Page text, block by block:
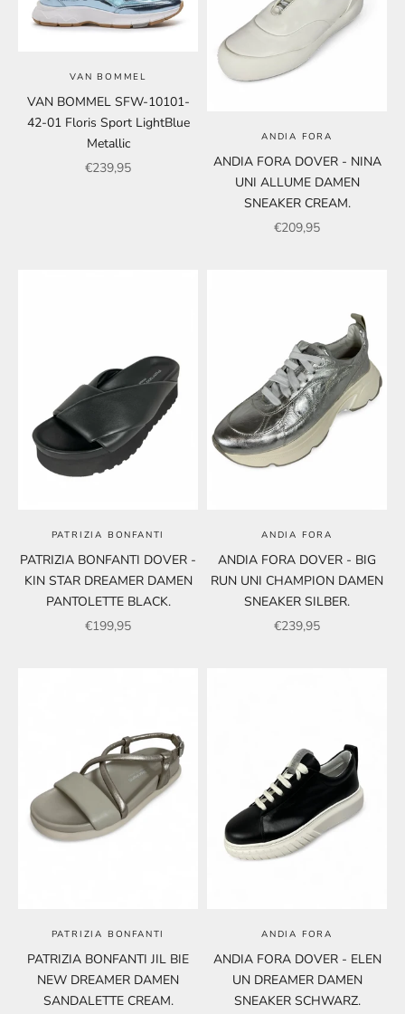
VAN BOMMEL
VAN BOMMEL SFW-10101-
42-01 Floris Sport LightBlue
Metallic
Angebot
€239,95
ANDIA FORA
ANDIA FORA DOVER - NINA
UNI ALLUME DAMEN
SNEAKER CREAM.
Angebot
€209,95
PATRIZIA BONFANTI
PATRIZIA BONFANTI DOVER -
KIN STAR DREAMER DAMEN
PANTOLETTE BLACK.
Angebot
€199,95
ANDIA FORA
ANDIA FORA DOVER - BIG
RUN UNI CHAMPION DAMEN
SNEAKER SILBER.
Angebot
€239,95
PATRIZIA BONFANTI
PATRIZIA BONFANTI JIL BIE
NEW DREAMER DAMEN
SANDALETTE CREAM.
ANDIA FORA
ANDIA FORA DOVER - ELEN
UN DREAMER DAMEN
SNEAKER SCHWARZ.